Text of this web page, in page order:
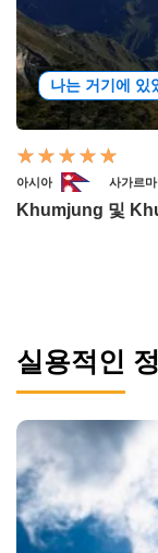
나는 거기에 있
아시아 사가르
Khumjung 및
실용적인